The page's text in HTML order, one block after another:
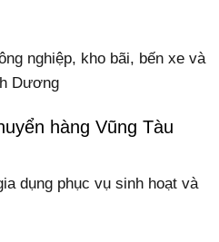
nghiệp, kho bãi, bến xe và
Dương
hàng Vũng Tàu
dụng phục vụ sinh hoạt và